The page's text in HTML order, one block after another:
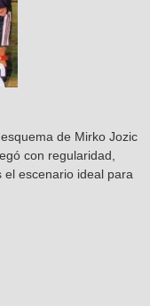
de Mirko Jozic
con regularidad,
escenario ideal para